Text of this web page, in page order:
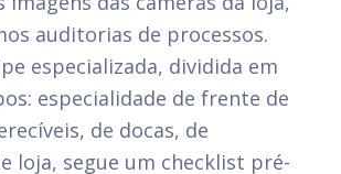
auditorias de processos.
especializada, dividida em
especialidade de frente de
de docas, de
loja, segue um checklist pré-